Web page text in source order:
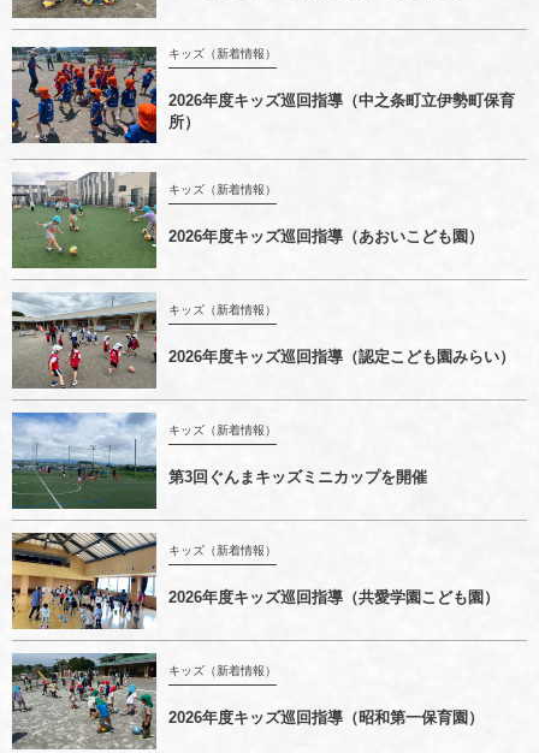
キッズ（新着情報）
2026年度キッズ巡回指導（中之条町立伊勢町保育
所）
キッズ（新着情報）
2026年度キッズ巡回指導（あおいこども園）
キッズ（新着情報）
2026年度キッズ巡回指導（認定こども園みらい）
キッズ（新着情報）
第3回ぐんまキッズミニカップを開催
キッズ（新着情報）
2026年度キッズ巡回指導（共愛学園こども園）
キッズ（新着情報）
2026年度キッズ巡回指導（昭和第一保育園）